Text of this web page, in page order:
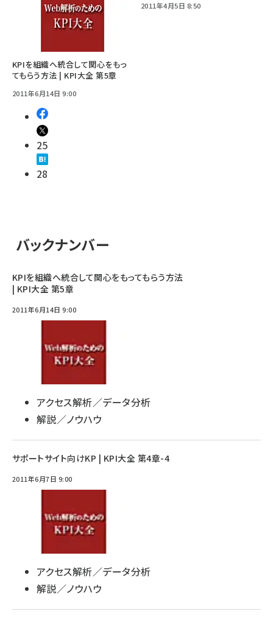
KPIを組織へ統合して関心をもっ
てもらう方法 | KPI大全 第5章
2011年6月14日 9:00
25
28
2011年4月5日 8:50
バックナンバー
KPIを組織へ統合して関心をもってもらう方法
| KPI大全 第5章
2011年6月14日 9:00
アクセス解析／データ分析
解説／ノウハウ
サポートサイト向けKP | KPI大全 第4章-4
2011年6月7日 9:00
アクセス解析／データ分析
解説／ノウハウ